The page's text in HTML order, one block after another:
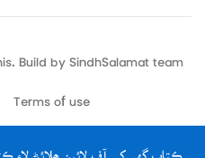
ڪتاب گهر کي آف لائين ھلائڻ لاءِ
Build by SindhSalamat
Terms of use